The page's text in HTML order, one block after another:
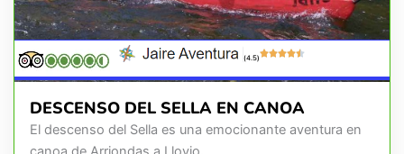
(4.5)
DESCENSO DEL SELLA EN CANOA
El descenso del Sella es una emocionante aventura en